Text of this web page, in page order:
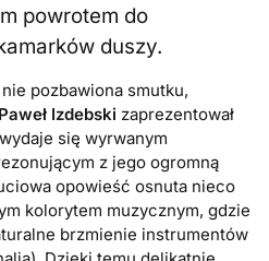
powrotem do
duszy.
pozbawiona smutku,
Paweł Izdebski zaprezentował
się wyrwanym
z jego ogromną
opowieść osnuta nieco
kolorytem muzycznym, gdzie
brzmienie instrumentów